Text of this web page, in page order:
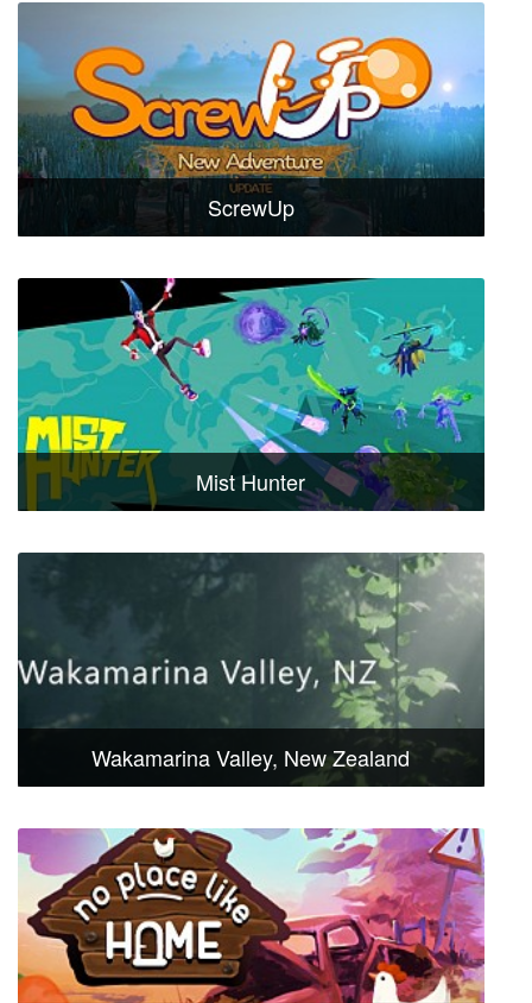
ScrewUp
Mist Hunter
Wakamarina Valley, New Zealand